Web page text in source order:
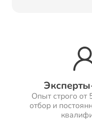
Опыт строго от
отбор и
Ремонт